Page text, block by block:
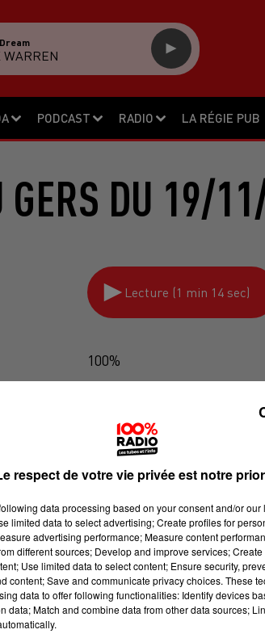
PODCAST RADIO LA RÉGIE PUB
WARREN
GERS DU 19/
Lecture (1 min 14 sec)
100%
respect de votre vie privée est notre
data processing based on your consent and/or
limited data to select advertising; Create profiles for
advertising performance; Measure content
different sources; Develop and improve services;
Use limited data to select content; Ensure security,
content; Save and communicate privacy choices. These
data to offer following functionalities: Identify devices
data; Match and combine data from other data sources;